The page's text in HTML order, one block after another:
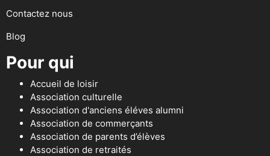
Contactez nous
Blog
Pour qui
Accueil de loisir
Association culturelle
Association d'anciens éléves alumni
Association de commerçants
Association de parents d’élèves
Association de retraités